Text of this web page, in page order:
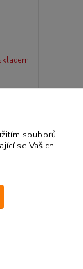
souborů
se Vašich